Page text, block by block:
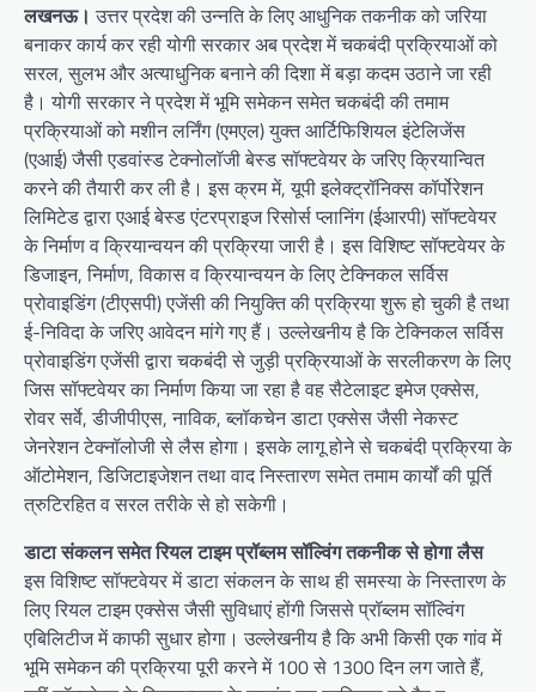
लखनऊ। उत्तर प्रदेश की उन्नति के लिए आधुनिक तकनीक को जरिया
बनाकर कार्य कर रही योगी सरकार अब प्रदेश में चकबंदी प्रक्रियाओं को
सरल, सुलभ और अत्याधुनिक बनाने की दिशा में बड़ा कदम उठाने जा रही
है। योगी सरकार ने प्रदेश में भूमि समेकन समेत चकबंदी की तमाम
प्रक्रियाओं को मशीन लर्निंग (एमएल) युक्त आर्टिफिशियल इंटेलिजेंस
(एआई) जैसी एडवांस्ड टेक्नोलॉजी बेस्ड सॉफ्टवेयर के जरिए क्रियान्वित
करने की तैयारी कर ली है। इस क्रम में, यूपी इलेक्ट्रॉनिक्स कॉर्पोरेशन
लिमिटेड द्वारा एआई बेस्ड एंटरप्राइज रिसोर्स प्लानिंग (ईआरपी) सॉफ्टवेयर
के निर्माण व क्रियान्वयन की प्रक्रिया जारी है। इस विशिष्ट सॉफ्टवेयर के
डिजाइन, निर्माण, विकास व क्रियान्वयन के लिए टेक्निकल सर्विस
प्रोवाइडिंग (टीएसपी) एजेंसी की नियुक्ति की प्रक्रिया शुरू हो चुकी है तथा
ई-निविदा के जरिए आवेदन मांगे गए हैं। उल्लेखनीय है कि टेक्निकल सर्विस
प्रोवाइडिंग एजेंसी द्वारा चकबंदी से जुड़ी प्रक्रियाओं के सरलीकरण के लिए
जिस सॉफ्टवेयर का निर्माण किया जा रहा है वह सैटेलाइट इमेज एक्सेस,
रोवर सर्वे, डीजीपीएस, नाविक, ब्लॉकचेन डाटा एक्सेस जैसी नेकस्ट
जेनरेशन टेक्नॉलोजी से लैस होगा। इसके लागू होने से चकबंदी प्रक्रिया के
ऑटोमेशन, डिजिटाइजेशन तथा वाद निस्तारण समेत तमाम कार्यों की पूर्ति
त्रुटिरहित व सरल तरीके से हो सकेगी।
डाटा संकलन समेत रियल टाइम प्रॉब्लम सॉल्विंग तकनीक से होगा लैस
इस विशिष्ट सॉफ्टवेयर में डाटा संकलन के साथ ही समस्या के निस्तारण के
लिए रियल टाइम एक्सेस जैसी सुविधाएं होंगी जिससे प्रॉब्लम सॉल्विंग
एबिलिटीज में काफी सुधार होगा। उल्लेखनीय है कि अभी किसी एक गांव में
भूमि समेकन की प्रक्रिया पूरी करने में 100 से 1300 दिन लग जाते हैं,